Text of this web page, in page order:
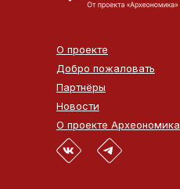
О проекте
Добро пожаловать
Партнёры
Новости
О проекте Археономика